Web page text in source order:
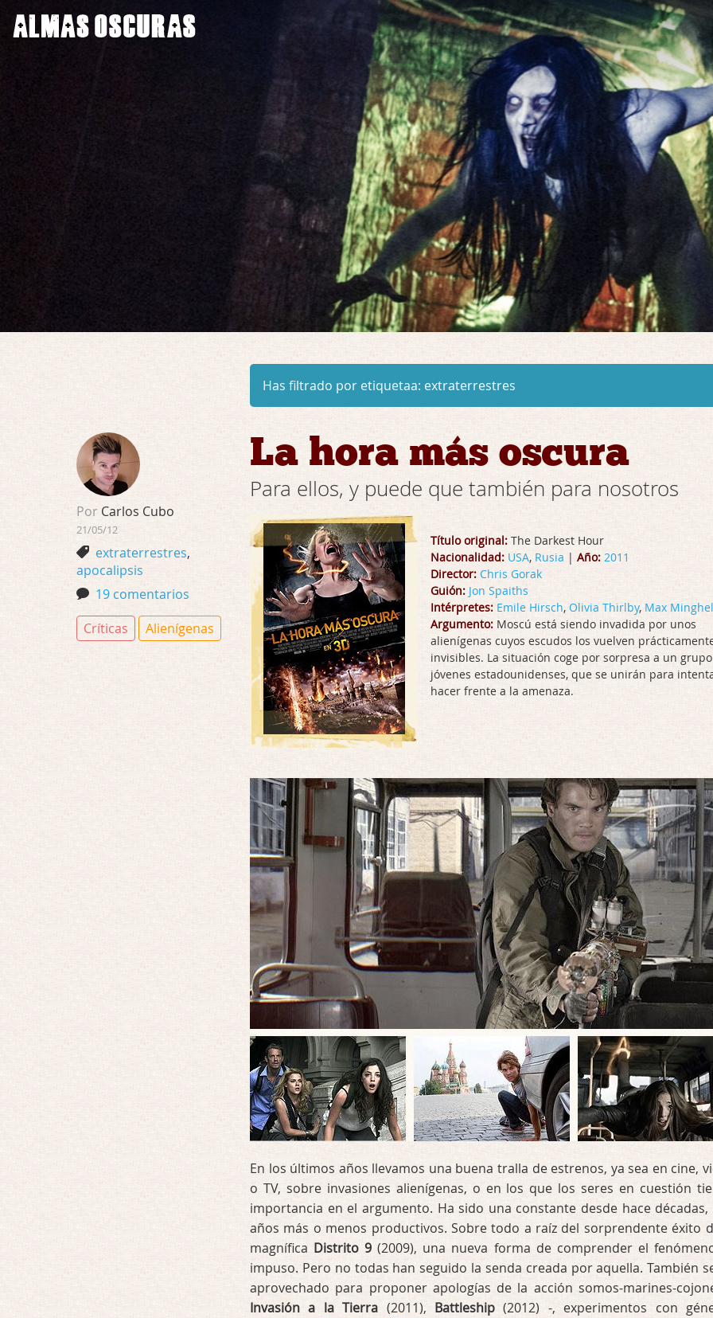
Has filtrado por etiquetaa: extraterrestres
La hora más oscura
Para ellos, y puede que también para nosotros
Título original: The Darkest Hour
Nacionalidad: USA, Rusia | Año: 2011
Director: Chris Gorak
Guión: Jon Spaiths
Intérpretes: Emile Hirsch, Olivia Thirlby, Max
Argumento: Moscú está siendo invadida por unos
alienígenas cuyos escudos los vuelven
invisibles. La situación coge por sorpresa a un
jóvenes estadounidenses, que se unirán para
hacer frente a la amenaza.
En los últimos años llevamos una buena tralla de estrenos, ya sea en cine,
o TV, sobre invasiones alienígenas, o en los que los seres en cuestión
importancia en el argumento. Ha sido una constante desde hace décadas,
años más o menos productivos. Sobre todo a raíz del sorprendente éxito
magnífica Distrito 9 (2009), una nueva forma de comprender el
impuso. Pero no todas han seguido la senda creada por aquella. También
aprovechado para proponer apologías de la acción somos-marines-
Invasión a la Tierra (2011), Battleship (2012) -, experimentos con
Por Carlos Cubo
21/05/12
extraterrestres,
apocalipsis
19 comentarios
Críticas
Alienígenas